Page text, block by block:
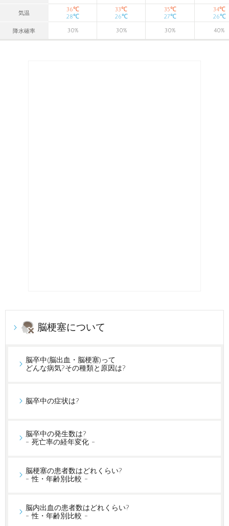
気温
36℃
28℃
33℃
26℃
35℃
27℃
34℃
26℃
降水確率 30% 30% 30% 40%
脳梗塞について
脳卒中(脳出血・脳梗塞)って
どんな病気?その種類と原因は?
脳卒中の症状は?
脳卒中の発生数は?
- 死亡率の経年変化 -
脳梗塞の患者数はどれくらい?
- 性・年齢別比較 -
脳内出血の患者数はどれくらい?
- 性・年齢別比較 -